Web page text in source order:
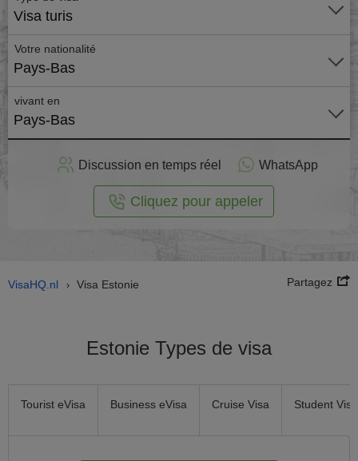
Visa turis
Votre nationalité
Pays-Bas
vivant en
Pays-Bas
Discussion en temps réel WhatsApp
Cliquez pour appeler
VisaHQ.nl › Visa Estonie Partagez
Estonie Types de visa
Tourist eVisa Business eVisa Cruise Visa Student Visa